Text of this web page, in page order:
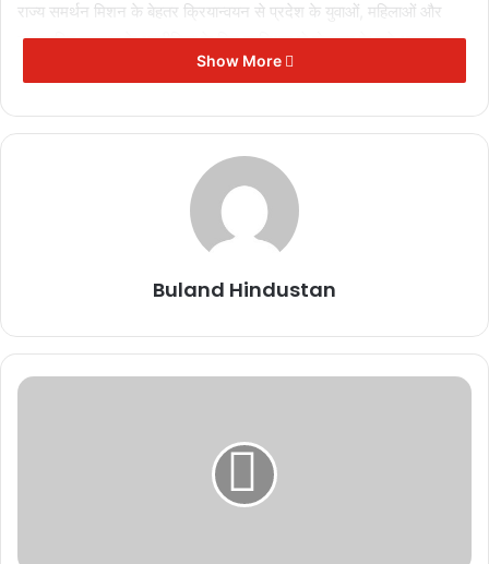
राज्य समर्थन मिशन के बेहतर क्रियान्वयन से प्रदेश के युवाओं, महिलाओं और
जनजातिय समुदाय के आजीविका के लिए प्रशिक्षण से रोजगार के नये अवसर
शुलभ होंगे। उन्होंने कहा कि युवाओं को कौशल से जोड़कर उन्हें रोजगार के योग्य
कोरबा: लकड़ी तस्करों ने दो वनकर्मियों को
बंधक बनाकर पीटा
पटवारियों को कारण बताओ नोटिस
नवंबर तक नहीं घटीं बिजली दरें तो सीएम हाउस
का घेराव
November 17, 2025
Show More
Buland Hindustan